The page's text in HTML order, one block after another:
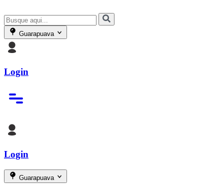
Guarapuava
Login
Login
Guarapuava